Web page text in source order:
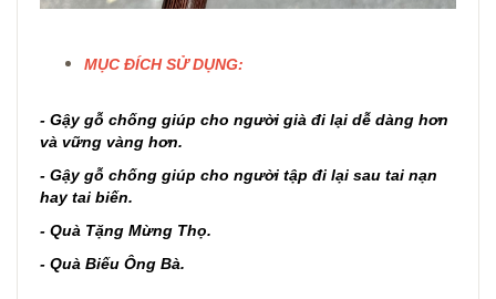
MỤC ĐÍCH SỬ DỤNG:
- Gậy gỗ chống giúp cho người già đi lại dễ dàng hơn
và vững vàng hơn.
- Gậy gỗ chống giúp cho người tập đi lại sau tai nạn
hay tai biến.
- Quà Tặng Mừng Thọ.
- Quà Biếu Ông Bà.